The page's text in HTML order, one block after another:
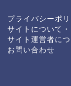
プライバシーポ
サイトについて
サイト運営者につ
お問い合わせ